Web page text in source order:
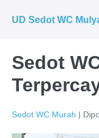
UD Sedot WC
Sedot
Sedot WC Murah |